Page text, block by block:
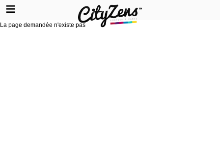
La page demandée n'existe pas